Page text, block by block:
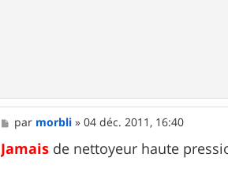
M
e
s
s
par morbli »04 déc. 2011, 16:40
Jamais de nettoyeur haute